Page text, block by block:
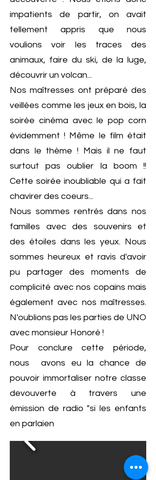
impatients de partir, on avait
tellement appris que nous
voulions voir les traces des
animaux, faire du ski, de la luge,
découvrir un volcan...
Nos maîtresses ont préparé des
veillées comme les jeux en bois, la
soirée cinéma avec le pop corn
évidemment ! Même le film était
dans le thème ! Mais il ne faut
surtout pas oublier la boom !!
Cette soirée inoubliable qui a fait
chavirer des coeurs...
Nous sommes rentrés dans nos
familles avec des souvenirs et
des étoiles dans les yeux. Nous
sommes heureux et ravis d'avoir
pu partager des moments de
complicité avec nos copains mais
également avec nos maîtresses.
N'oublions pas les parties de UNO
avec monsieur Honoré !
Pour conclure cette période,
nous avons eu la chance de
pouvoir immortaliser notre classe
devouverte à travers une
émission de radio "si les enfants
en parlaien